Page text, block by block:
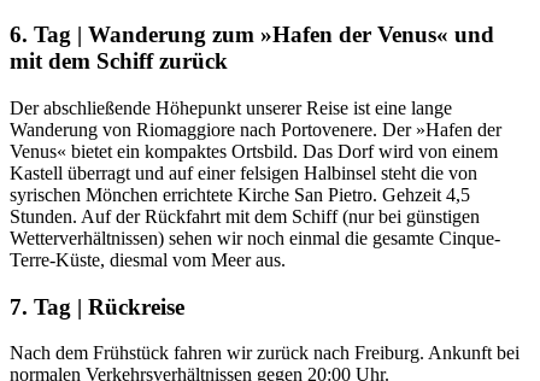
6. Tag | Wanderung zum »Hafen der Venus« und
mit dem Schiff zurück
Der abschließende Höhepunkt unserer Reise ist eine lange
Wanderung von Riomaggiore nach Portovenere. Der »Hafen der
Venus« bietet ein kompaktes Ortsbild. Das Dorf wird von einem
Kastell überragt und auf einer felsigen Halbinsel steht die von
syrischen Mönchen errichtete Kirche San Pietro. Gehzeit 4,5
Stunden. Auf der Rückfahrt mit dem Schiff (nur bei günstigen
Wetterverhältnissen) sehen wir noch einmal die gesamte Cinque-
Terre-Küste, diesmal vom Meer aus.
7. Tag | Rückreise
Nach dem Frühstück fahren wir zurück nach Freiburg. Ankunft bei
normalen Verkehrsverhältnissen gegen 20:00 Uhr.